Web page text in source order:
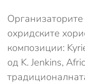
охридските
композиции:
од K. Jenkins,